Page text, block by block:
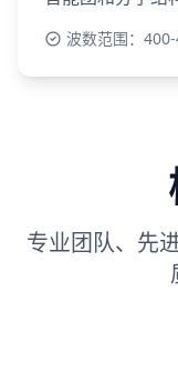
波数范围：400-
专业团队、先